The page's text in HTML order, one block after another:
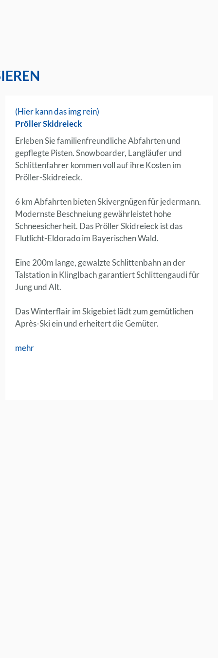
(Hier kann das img rein)
Pröller Skidreieck
Erleben Sie familienfreundliche Abfahrten und
gepflegte Pisten. Snowboarder, Langläufer und
Schlittenfahrer kommen voll auf ihre Kosten im
Pröller-Skidreieck.
6 km Abfahrten bieten Skivergnügen für jedermann.
Modernste Beschneiung gewährleistet hohe
Schneesicherheit. Das Pröller Skidreieck ist das
Flutlicht-Eldorado im Bayerischen Wald.
Eine 200m lange, gewalzte Schlittenbahn an der
Talstation in Klinglbach garantiert Schlittengaudi für
Jung und Alt.
Das Winterflair im Skigebiet lädt zum gemütlichen
Après-Ski ein und erheitert die Gemüter.
mehr